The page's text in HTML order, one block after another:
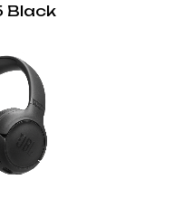
Black